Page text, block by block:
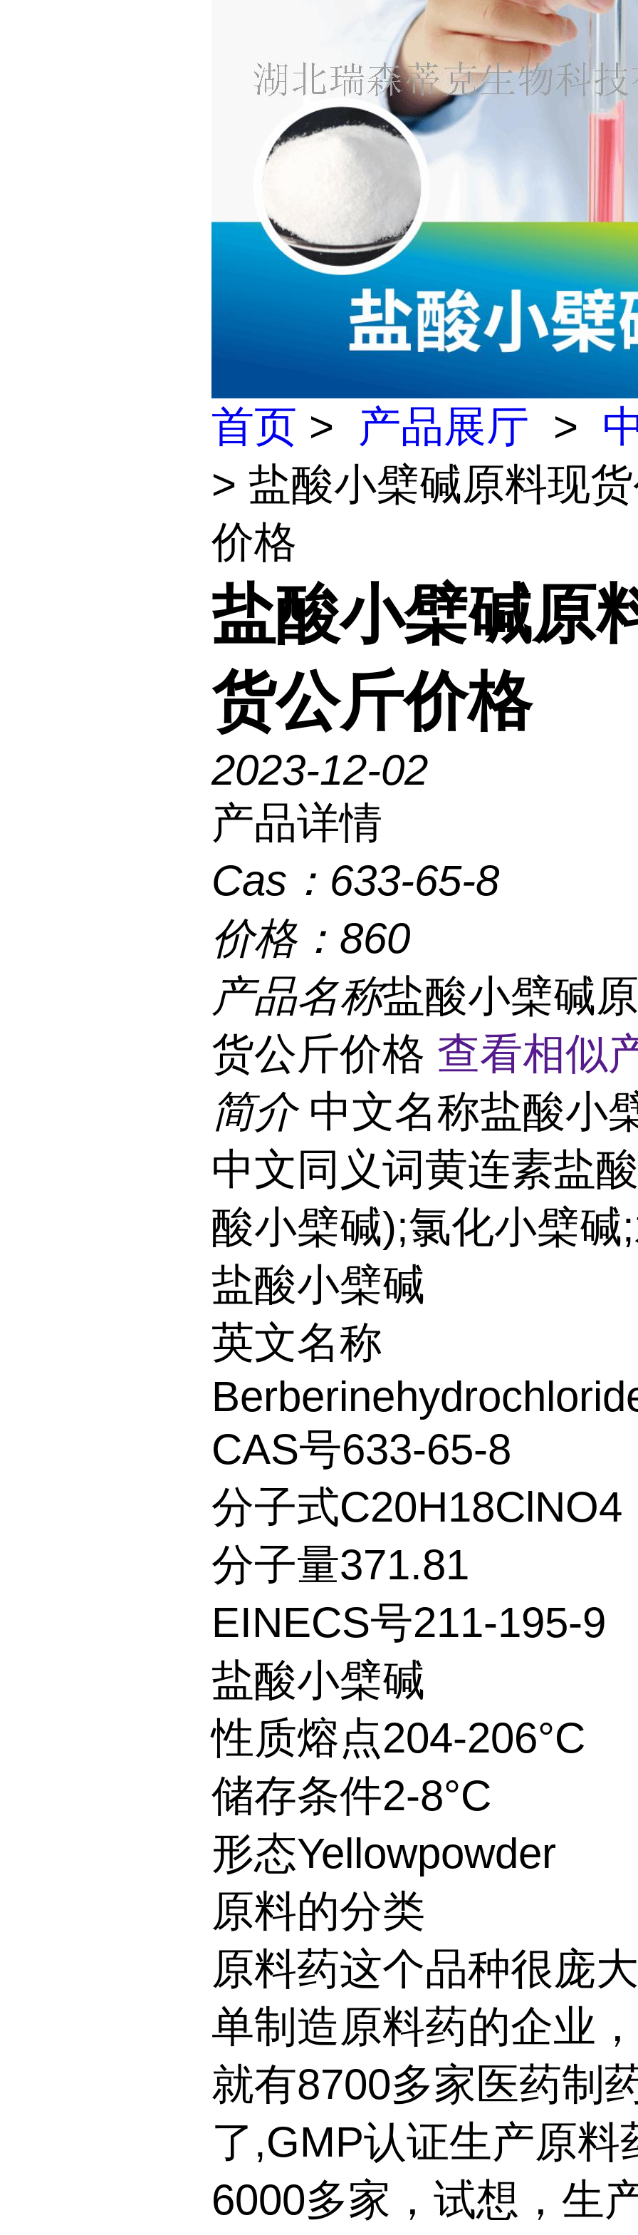
首页 > 产品展厅 >
> 盐酸小檗碱原料现
价格
盐酸小檗碱原
货公斤价格
2023-12-02
产品详情
Cas： 633-65-8
价格： 860
产品名称盐酸小檗碱
货公斤价格 查看相似
简介 中文名称盐酸小
中文同义词黄连素盐
酸小檗碱);氯化小檗碱
盐酸小檗碱
英文名称
CAS号633-65-8
分子式C20H18ClNO4
分子量371.81
EINECS号211-195-9
盐酸小檗碱
性质熔点204-206°C
储存条件2-8°C
形态Yellowpowder
原料的分类
原料药这个品种很庞
单制造原料药的企业
就有8700多家医药制
了,GMP认证生产原料
6000多家，试想，生